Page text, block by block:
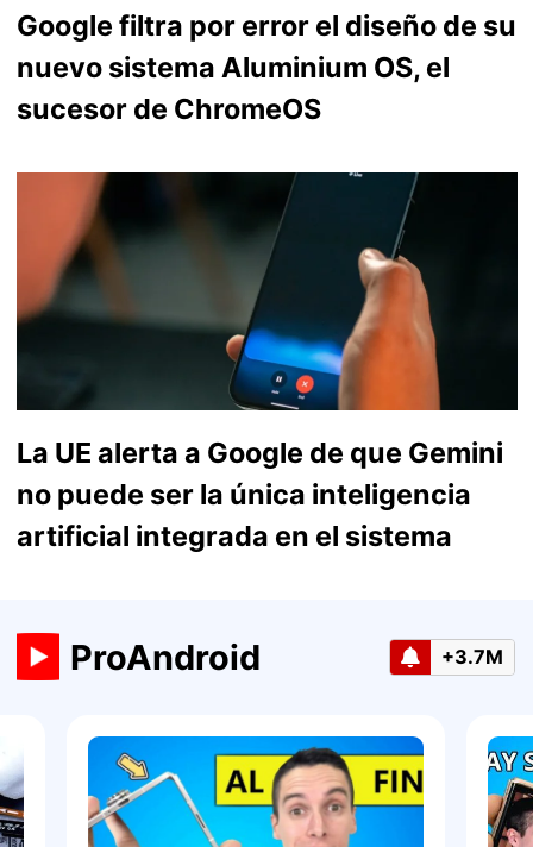
Google filtra por error el diseño de su
nuevo sistema Aluminium OS, el
sucesor de ChromeOS
La UE alerta a Google de que Gemini
no puede ser la única inteligencia
artificial integrada en el sistema
ProAndroid +3.7M